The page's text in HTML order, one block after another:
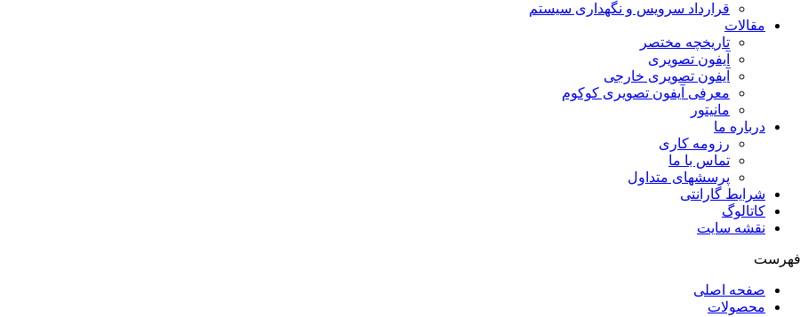
قرارداد سرویس و نگهداری سیستم
مقالات
تاریخچه مختصر
آیفون تصویری
آیفون تصویری خارجی
معرفی آیفون تصویری کوکوم
مانیتور
درباره ما
رزومه کاری
تماس با ما
پرسشهای متداول
شرایط گارانتی
کاتالوگ
نقشه سایت
فهرست
صفحه اصلی
محصولات